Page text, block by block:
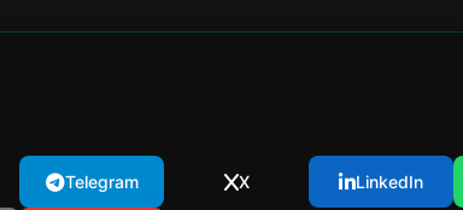
Telegram X LinkedIn